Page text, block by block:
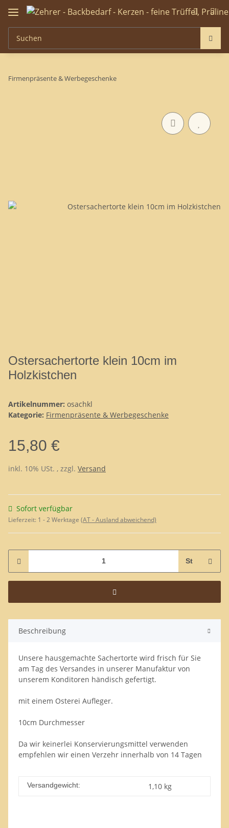
Firmenpräsente & Werbegeschenke
Ostersachertorte klein 10cm im
Holzkistchen
Artikelnummer: osachkl
Kategorie: Firmenpräsente & Werbegeschenke
15,80 €
inkl. 10% USt. , zzgl. Versand
Sofort verfügbar
Lieferzeit: 1 - 2 Werktage (AT - Ausland abweichend)
St
Beschreibung
Unsere hausgemachte Sachertorte wird frisch für Sie
am Tag des Versandes in unserer Manufaktur von
unserem Konditoren händisch gefertigt.
mit einem Osterei Aufleger.
10cm Durchmesser
Da wir keinerlei Konservierungsmittel verwenden
empfehlen wir einen Verzehr innerhalb von 14 Tagen
Versandgewicht: 1,10 kg